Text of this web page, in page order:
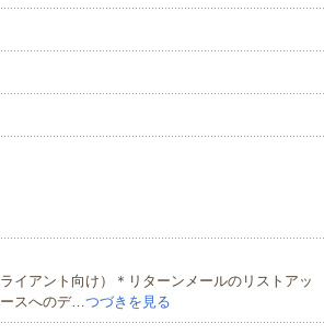
イアント向け）＊リターンメールのリストアッ
ースへのデ…つづきを見る